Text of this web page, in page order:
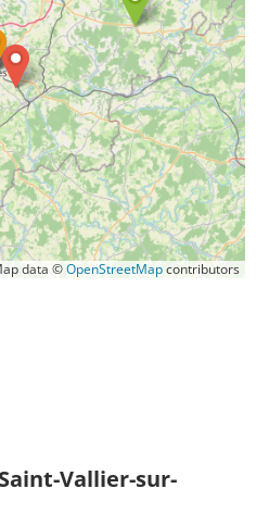
data ©OpenStreetMapcontributors
Vallier-sur-